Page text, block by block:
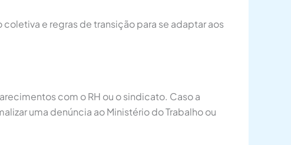
e regras de transição para se adaptar aos
com o RH ou o sindicato. Caso a
uma denúncia ao Ministério do Trabalho ou